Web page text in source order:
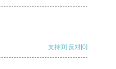
支持[0] 反对[0]